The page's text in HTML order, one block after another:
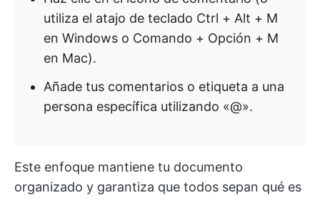
utiliza el atajo de teclado Ctrl + Alt + M
en Windows o Comando + Opción + M
en Mac).
Añade tus comentarios o etiqueta a una
persona específica utilizando «@».
Este enfoque mantiene tu documento
organizado y garantiza que todos sepan qué es